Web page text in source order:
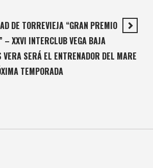
DE TORREVIEJA “GRAN PREMIO
– XXVI INTERCLUB VEGA BAJA
VERA SERÁ EL ENTRENADOR DEL MARE
TEMPORADA